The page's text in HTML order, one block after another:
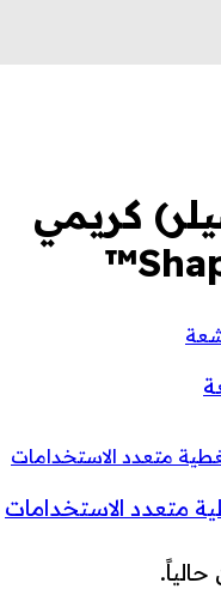
كريمي
متعدد الاستخدامات